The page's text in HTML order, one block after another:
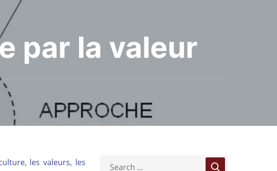
par la valeur
les valeurs, les